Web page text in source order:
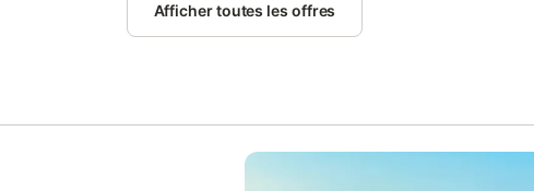
Afficher toutes les offres